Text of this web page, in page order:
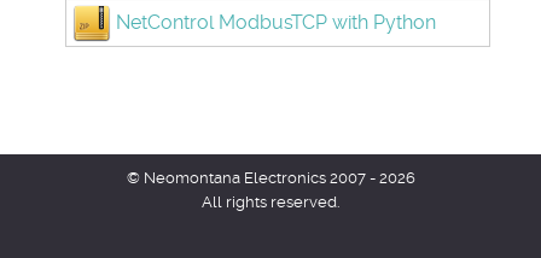
NetControl ModbusTCP with Python
© Neomontana Electronics 2007 - 2026
All rights reserved.